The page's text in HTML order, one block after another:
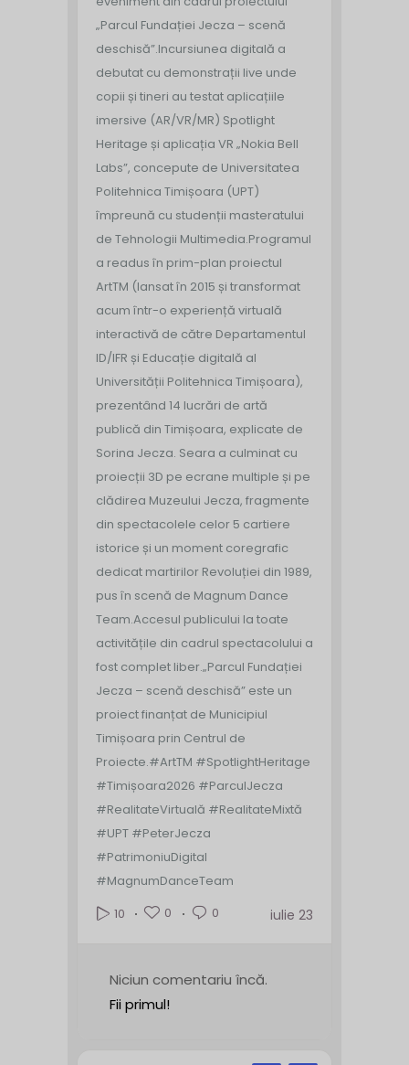
„Parcul Fundației Jecza – scenă
deschisă”.Incursiunea digitală a
debutat cu demonstrații live unde
copii și tineri au testat aplicațiile
imersive (AR/VR/MR) Spotlight
Heritage și aplicația VR „Nokia Bell
Labs”, concepute de Universitatea
Politehnica Timișoara (UPT)
împreună cu studenții masteratului
de Tehnologii Multimedia.Programul
a readus în prim-plan proiectul
ArtTM (lansat în 2015 și transformat
acum într-o experiență virtuală
interactivă de către Departamentul
ID/IFR și Educație digitală al
Universității Politehnica Timișoara),
prezentând 14 lucrări de artă
publică din Timișoara, explicate de
Sorina Jecza. Seara a culminat cu
proiecții 3D pe ecrane multiple și pe
clădirea Muzeului Jecza, fragmente
din spectacolele celor 5 cartiere
istorice și un moment coregrafic
dedicat martirilor Revoluției din 1989,
pus în scenă de Magnum Dance
Team.Accesul publicului la toate
activitățile din cadrul spectacolului a
fost complet liber.„Parcul Fundației
Jecza – scenă deschisă” este un
proiect finanțat de Municipiul
Timișoara prin Centrul de
Proiecte.#ArtTM #SpotlightHeritage
#Timișoara2026 #ParculJecza
#RealitateVirtuală #RealitateMixtă
#UPT #PeterJecza
#PatrimoniuDigital
#MagnumDanceTeam
10
0 0 iulie 23
Niciun comentariu încă.
Fii primul!